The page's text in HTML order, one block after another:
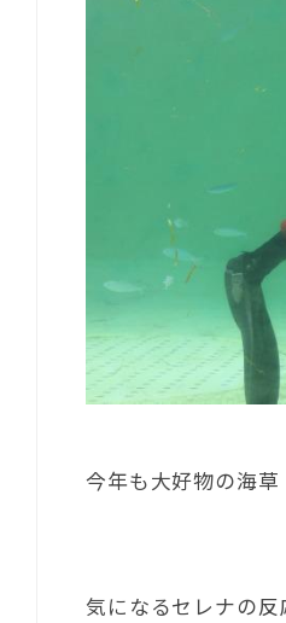
今年も大好物の海草
気になるセレナの